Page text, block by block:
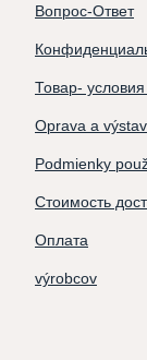
Вопрос-Ответ
Товар- условия
Oprava a
Podmienky
Стоимость
Оплата
výrobcov